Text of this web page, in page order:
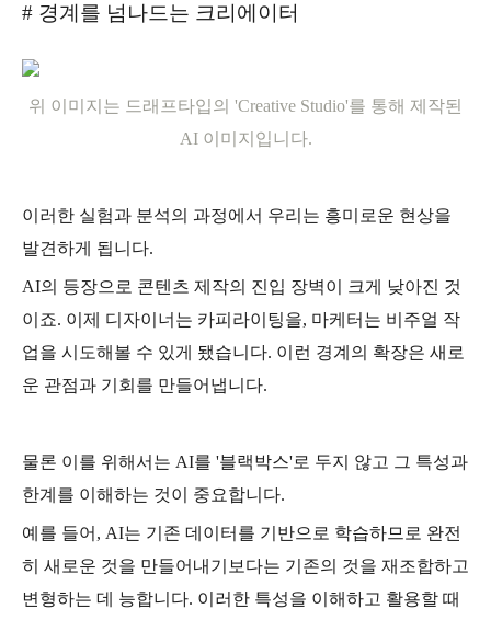
# 경계를 넘나드는 크리에이터
위 이미지는 드래프타입의 'Creative Studio'를 통해 제작된
AI 이미지입니다.
이러한 실험과 분석의 과정에서 우리는 흥미로운 현상을
발견하게 됩니다.
AI의 등장으로 콘텐츠 제작의 진입 장벽이 크게 낮아진 것
이죠. 이제 디자이너는 카피라이팅을, 마케터는 비주얼 작
업을 시도해볼 수 있게 됐습니다. 이런 경계의 확장은 새로
운 관점과 기회를 만들어냅니다.
물론 이를 위해서는 AI를 '블랙박스'로 두지 않고 그 특성과
한계를 이해하는 것이 중요합니다.
예를 들어, AI는 기존 데이터를 기반으로 학습하므로 완전
히 새로운 것을 만들어내기보다는 기존의 것을 재조합하고
변형하는 데 능합니다. 이러한 특성을 이해하고 활용할 때